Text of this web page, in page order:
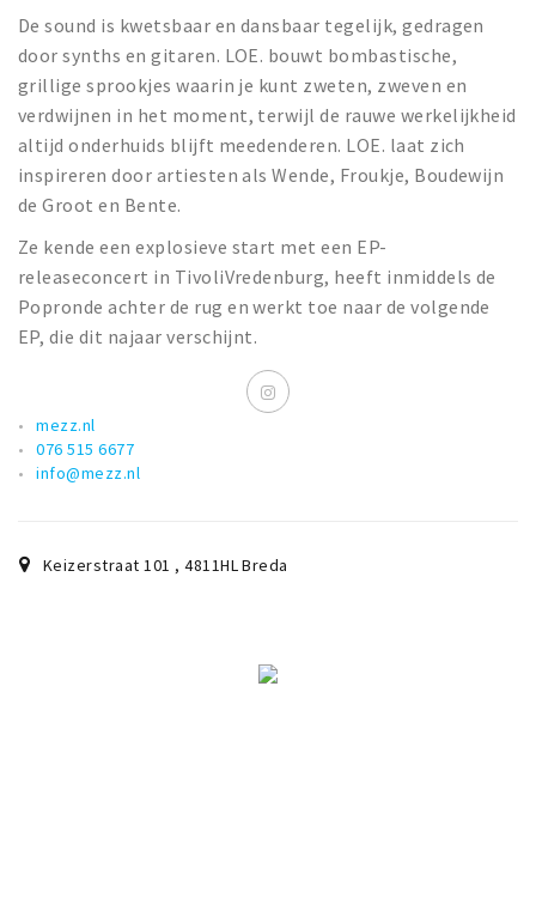
Inloggen
De sound is kwetsbaar en dansbaar tegelijk, gedragen
door synths en gitaren. LOE. bouwt bombastische,
grillige sprookjes waarin je kunt zweten, zweven en
verdwijnen in het moment, terwijl de rauwe werkelijkheid
altijd onderhuids blijft meedenderen. LOE. laat zich
inspireren door artiesten als Wende, Froukje, Boudewijn
de Groot en Bente.
Ze kende een explosieve start met een EP-
releaseconcert in TivoliVredenburg, heeft inmiddels de
Popronde achter de rug en werkt toe naar de volgende
EP, die dit najaar verschijnt.
mezz.nl
076 515 6677
info@mezz.nl
Keizerstraat 101 ,4811HLBreda